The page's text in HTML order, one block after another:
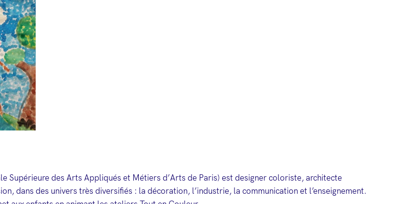
Supérieure des Arts Appliqués et Métiers d’Arts de Paris) est designer coloriste, architecte
dans des univers très diversifiés : la décoration, l’industrie, la communication et l’enseignement.